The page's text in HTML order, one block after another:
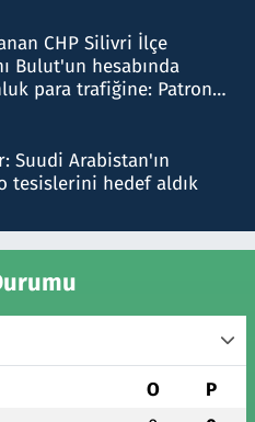
CHP Silivri İlçe
Bulut'un hesabında
para trafiğine: Patron
Suudi Arabistan'ın
tesislerini hedef aldık
O P